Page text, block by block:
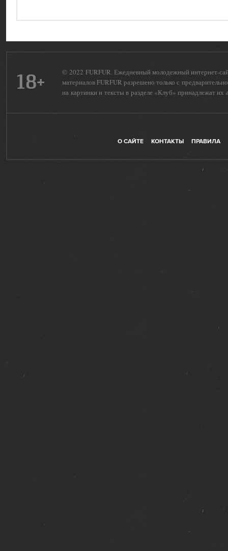
18+
© 2022 FURFUR. Ежедневный молодежный интернет-
материалов FURFUR разрешено только с
на картинки и тексты в разделе «Клуб» принадлежат их
О САЙТЕ КОНТАКТЫ ПРАВИЛА